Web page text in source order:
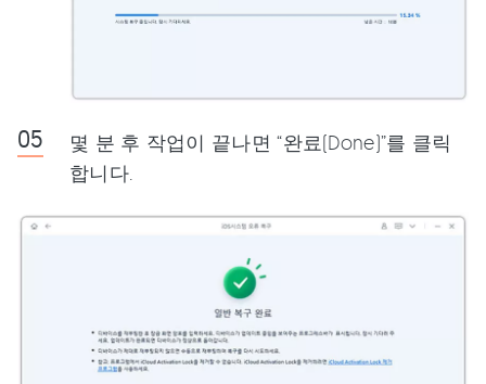
몇 분 후 작업이 끝나면 “완료(Done)”를 클릭
합니다.